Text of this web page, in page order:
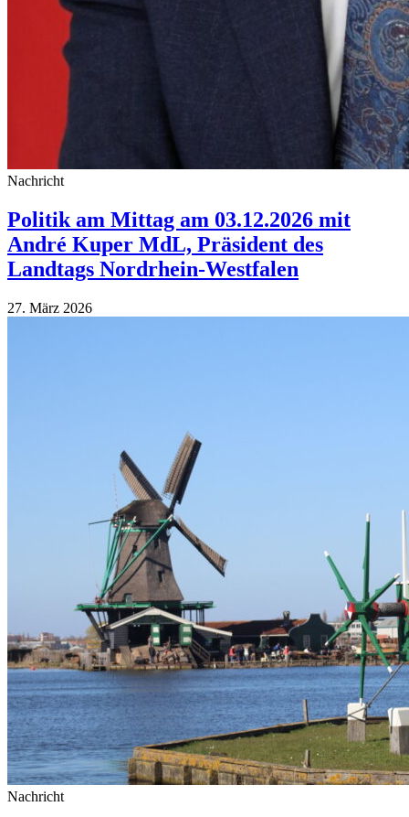
Nachricht
Politik am Mittag am 03.12.2026 mit
André Kuper MdL, Präsident des
Landtags Nordrhein-Westfalen
27. März 2026
Nachricht